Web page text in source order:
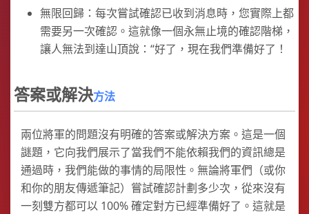
無限回歸：每次嘗試確認已收到消息時，您實際上都
需要另一次確認。這就像一個永無止境的確認階梯，
讓人無法到達山頂說：“好了，現在我們準備好了！
答案或解決方法
兩位將軍的問題沒有明確的答案或解決方案。這是一個
謎題，它向我們展示了當我們不能依賴我們的資訊總是
通過時，我們能做的事情的局限性。無論將軍們（或你
和你的朋友傳遞筆記）嘗試確認計劃多少次，從來沒有
一刻雙方都可以 100% 確定對方已經準備好了。這就是